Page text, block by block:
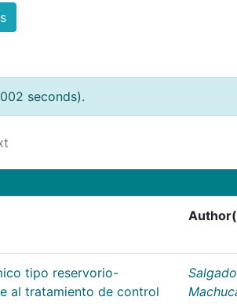
seconds).
tipo reservorio-
al tratamiento de control
Salgado